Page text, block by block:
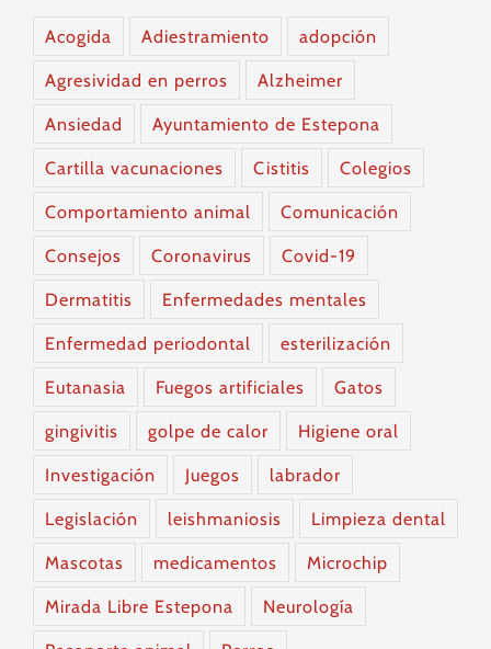
Acogida Adiestramiento
adopción
Agresividad en perros
Alzheimer
Ansiedad
Ayuntamiento de Estepona
Cartilla vacunaciones
Cistitis
Colegios
Comportamiento animal
Comunicación
Consejos
Coronavirus
Covid-19
Dermatitis
Enfermedades mentales
Enfermedad periodontal
esterilización
Eutanasia
Fuegos artificiales
Gatos
gingivitis
golpe de calor
Higiene oral
Investigación
Juegos
labrador
Legislación
leishmaniosis
Limpieza dental
Mascotas
medicamentos
Microchip
Mirada Libre Estepona
Neurología